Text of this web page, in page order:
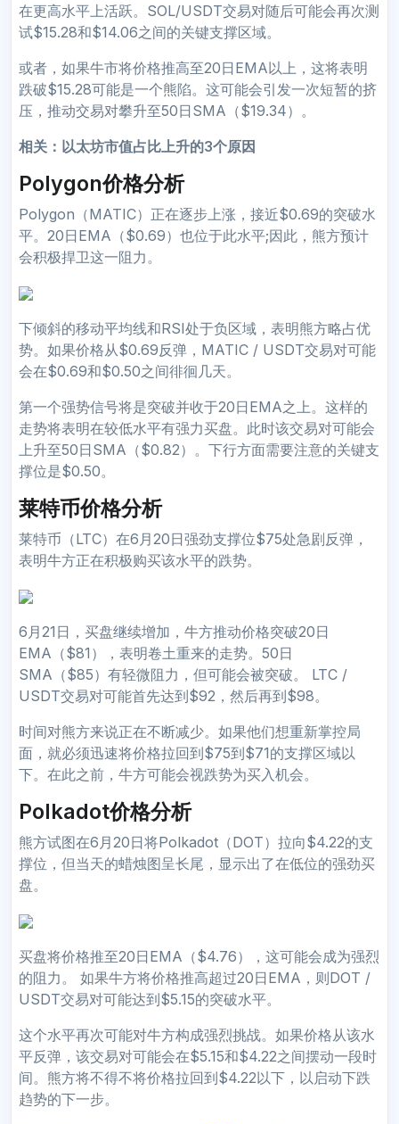
在更高水平上活跃。SOL/USDT交易对随后可能会再次测
试$15.28和$14.06之间的关键支撑区域。
或者，如果牛市将价格推高至20日EMA以上，这将表明
跌破$15.28可能是一个熊陷。这可能会引发一次短暂的挤
压，推动交易对攀升至50日SMA（$19.34）。
相关： 以太坊市值占比上升的3个原因
Polygon价格分析
Polygon（MATIC）正在逐步上涨，接近$0.69的突破水
平。20日EMA（$0.69）也位于此水平;因此，熊方预计
会积极捍卫这一阻力。
下倾斜的移动平均线和RSI处于负区域，表明熊方略占优
势。如果价格从$0.69反弹，MATIC / USDT交易对可能
会在$0.69和$0.50之间徘徊几天。
第一个强势信号将是突破并收于20日EMA之上。这样的
走势将表明在较低水平有强力买盘。此时该交易对可能会
上升至50日SMA（$0.82）。下行方面需要注意的关键支
撑位是$0.50。
莱特币价格分析
莱特币（LTC）在6月20日强劲支撑位$75处急剧反弹，
表明牛方正在积极购买该水平的跌势。
6月21日，买盘继续增加，牛方推动价格突破20日
EMA（$81），表明卷土重来的走势。50日
SMA（$85）有轻微阻力，但可能会被突破。 LTC /
USDT交易对可能首先达到$92，然后再到$98。
时间对熊方来说正在不断减少。如果他们想重新掌控局
面，就必须迅速将价格拉回到$75到$71的支撑区域以
下。在此之前，牛方可能会视跌势为买入机会。
Polkadot价格分析
熊方试图在6月20日将Polkadot（DOT）拉向$4.22的支
撑位，但当天的蜡烛图呈长尾，显示出了在低位的强劲买
盘。
买盘将价格推至20日EMA（$4.76），这可能会成为强烈
的阻力。 如果牛方将价格推高超过20日EMA，则DOT /
USDT交易对可能达到$5.15的突破水平。
这个水平再次可能对牛方构成强烈挑战。如果价格从该水
平反弹，该交易对可能会在$5.15和$4.22之间摆动一段时
间。熊方将不得不将价格拉回到$4.22以下，以启动下跌
趋势的下一步。